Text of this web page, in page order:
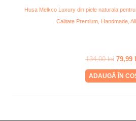
Husa Melkco Luxury din piele naturala
Calitate Premium, Handmade,
134,00lei 79,99
ADAUGĂ ÎN